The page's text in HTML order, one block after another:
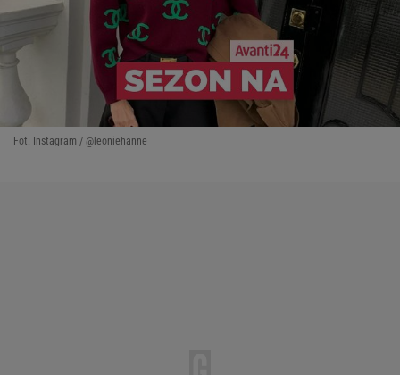
Fot. Instagram / @leoniehanne